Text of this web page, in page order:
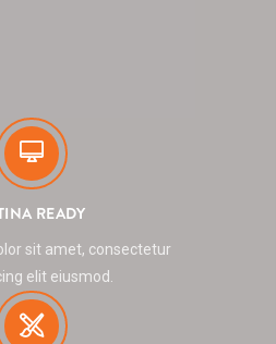
READY
sit amet, consectetur
elit eiusmod.